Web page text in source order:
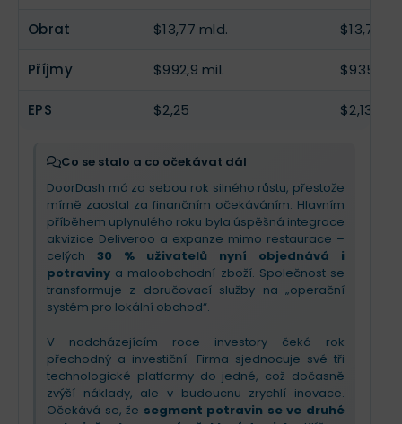
obchod“. Klíčovým očekáváním pro zbytek roku je
dosažení kladné ziskovosti v segmentu
zrychlování růstudíky synergiím z globální
doručovatele jídla na „obchod se vším ve vašem
maloobchodní fulfillment. Investoři by měli v
příštím kvartále očekávat
pokračující tlak na
mají zajistitdlouhodobý růst . Příběh se posouvá
od čisté ziskovosti k budování infrastruktury pro
novou éru lokálního obchodu, což vyžaduje
trpělivost s dočasně vyššími náklady.
Obrat $13,77 mld. $13,72
Příjmy $992,9 mil. $935 mil.
EPS $2,25 $2,13
Co se stalo a co očekávat dál
DoorDash má za sebou rok silného růstu, přestože
mírně zaostal za finančním očekáváním. Hlavním
příběhem uplynulého roku byla úspěšná integrace
akvizice Deliveroo a expanze mimo restaurace –
celých 30 % uživatelů nyní objednává i
potraviny a maloobchodní zboží. Společnost se
transformuje z doručovací služby na „operační
systém pro lokální obchod“.
V nadcházejícím roce investory čeká rok
přechodný a investiční. Firma sjednocuje své tři
technologické platformy do jedné, což dočasně
zvýší náklady, ale v budoucnu zrychlí inovace.
Očekává se, že segment potravin se ve druhé